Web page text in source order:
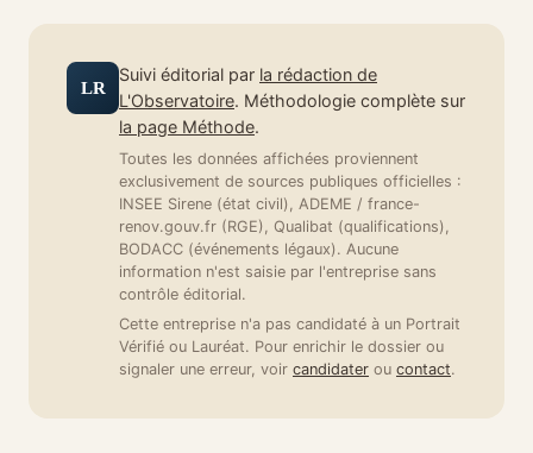
LR
Suivi éditorial par la rédaction de
L'Observatoire. Méthodologie complète sur
la page Méthode.
Toutes les données affichées proviennent
exclusivement de sources publiques officielles :
INSEE Sirene (état civil), ADEME / france-
renov.gouv.fr (RGE), Qualibat (qualifications),
BODACC (événements légaux). Aucune
information n'est saisie par l'entreprise sans
contrôle éditorial.
Cette entreprise n'a pas candidaté à un Portrait
Vérifié ou Lauréat. Pour enrichir le dossier ou
signaler une erreur, voir candidater ou contact.